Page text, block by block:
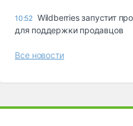
10:52 Wildberries запустит
для поддержки продавцов
Все новости